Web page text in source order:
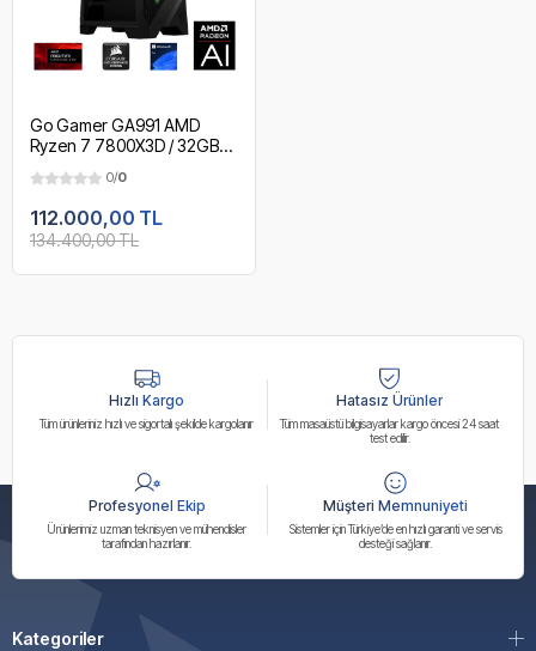
Go Gamer GA991 AMD
Ryzen 7 7800X3D / 32GB
NVMe m.2 SSD / RX 9070XT
16GB / 240mm Sıvı Soğutma
/ AMD Gaming Paket
0/0
112.000,00 TL
134.400,00 TL
Hızlı Kargo
Tüm ürünleriniz hızlı ve sigortalı şekilde kargolanır
Hatasız Ürünler
Tüm masaüstü bilgisayarlar kargo öncesi 24 saat
test edilir.
Profesyonel Ekip
Ürünlerimiz uzman teknisyen ve mühendisler
tarafından hazırlanır.
Müşteri Memnuniyeti
Sistemler için Türkiye’de en hızlı garanti ve servis
desteği sağlanır.
Kategoriler